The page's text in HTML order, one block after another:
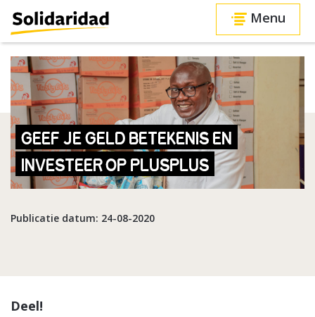
Menu
GEEF JE GELD BETEKENIS EN
INVESTEER OP PLUSPLUS
Publicatie datum: 24-08-2020
Deel!